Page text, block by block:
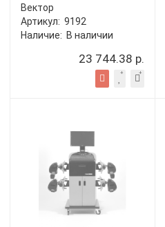
Вектор
Артикул: 9192
Наличие: В наличии
23 744.38 р.